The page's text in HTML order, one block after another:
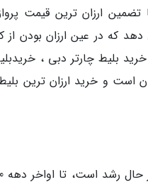
با تضمین ارزان ترین قیمت
خود می دهد که در عین ارزان
بلیط چارتر دبی ،
و خرید ارزان ترین بلیط